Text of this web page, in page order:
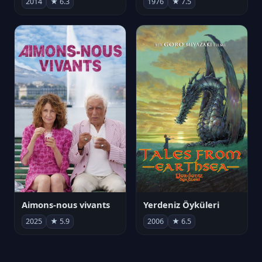
Aimons-nous vivants
2025 ★ 5.9
Yerdeniz Öyküleri
2006 ★ 6.5